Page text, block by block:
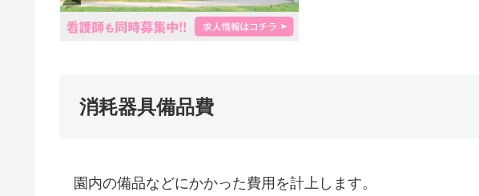
消耗器具備品費
園内の備品などにかかった費用を計上します。